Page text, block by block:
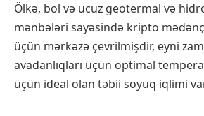
Ölkə, bol və ucuz geotermal və
mənbələri sayəsində kripto
üçün mərkəzə çevrilmişdir, eyni
avadanlıqları üçün optimal
üçün ideal olan təbii soyuq iqlimi